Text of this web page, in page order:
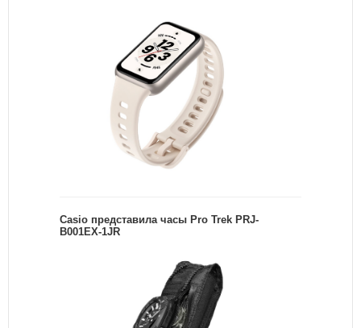
Casio представила часы Pro Trek PRJ-
B001EX-1JR